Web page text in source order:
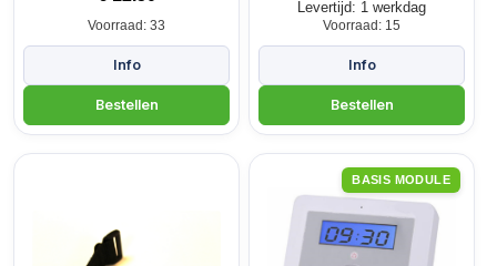
Voorraad: 33
Levertijd: 1 werkdag
Voorraad: 15
BASIS MODULE